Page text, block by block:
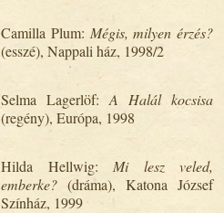
Camilla Plum: Mégis, milyen érzés?
(esszé), Nappali ház, 1998/2
Selma Lagerlöf: A Halál kocsisa
(regény), Európa, 1998
Hilda Hellwig: Mi lesz veled,
emberke? (dráma), Katona József
Színház, 1999